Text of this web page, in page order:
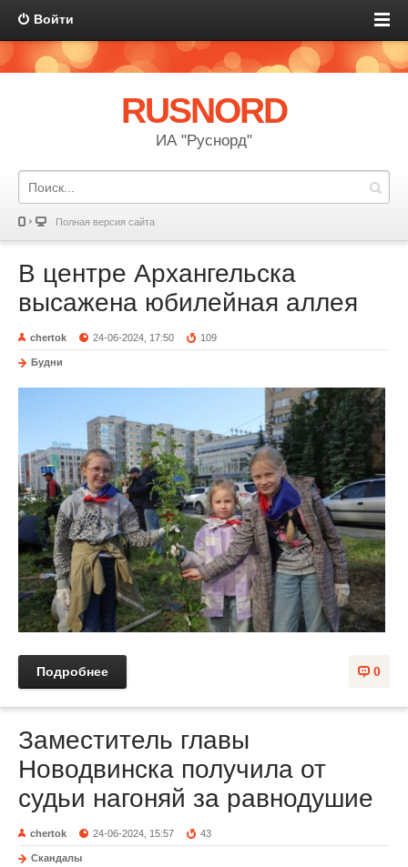
Войти
RUSNORD
ИА "Руснорд"
Полная версия сайта
В центре Архангельска
высажена юбилейная аллея
chertok 24-06-2024, 17:50 109
Будни
0
Подробнее
Заместитель главы
Новодвинска получила от
судьи нагоняй за равнодушие
chertok 24-06-2024, 15:57 43
Скандалы